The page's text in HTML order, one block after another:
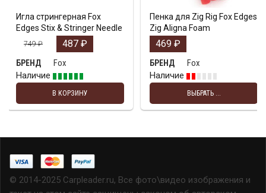
Игла стрингерная Fox
Edges Stix & Stringer Needle
749₽ 487 ₽
БРЕНД
Fox
Наличие
В КОРЗИНУ
Пенка для Zig Rig Fox Edges
Zig Aligna Foam
469 ₽
БРЕНД
Fox
Наличие
ВЫБРАТЬ ...
© 2014-2025 Carpleader.ru, Все фото\видео изображения и